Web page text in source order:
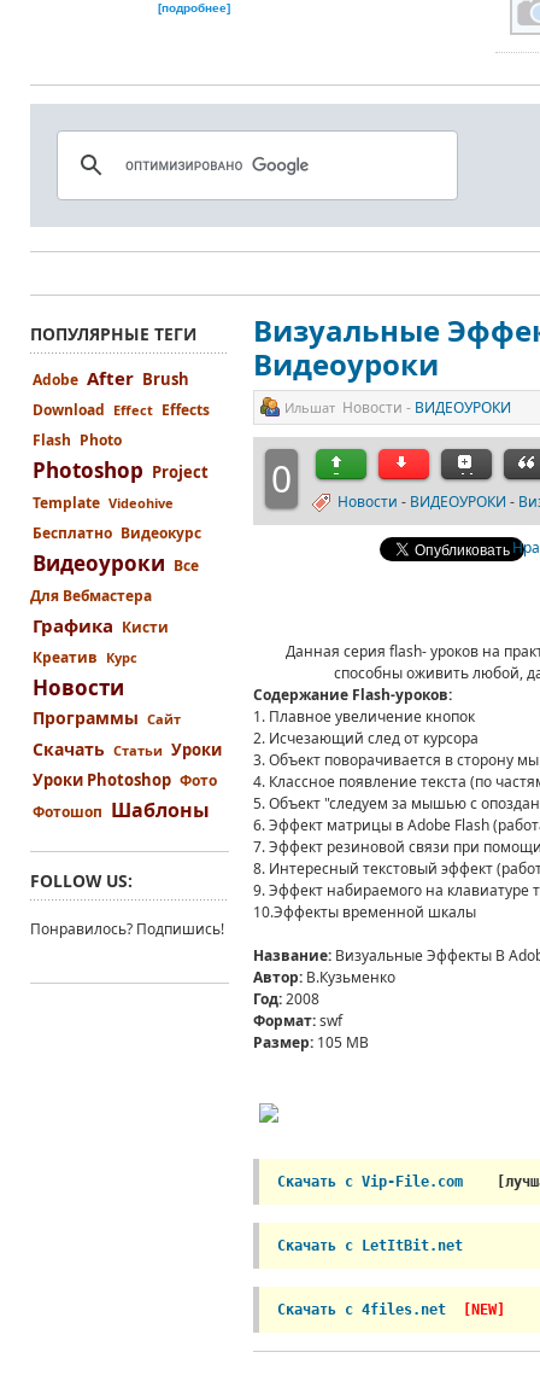
[подробнее]
Визуальные
Видеоуроки
Ильшат Новости - ВИДЕОУРОКИ
0 Новости - ВИДЕОУРОКИ -
Данная серия flash- уроков на
способны оживить любой,
Содержание Flash-уроков:
1. Плавное увеличение кнопок
2. Исчезающий след от курсора
3. Объект поворачивается в сторону
4. Классное появление текста (по
5. Объект "следуем за мышью с
6. Эффект матрицы в Adobe Flash
7. Эффект резиновой связи при
8. Интересный текстовый эффект
9. Эффект набираемого на клавиатуре
10.Эффекты временной шкалы
Название:Визуальные Эффекты В
Автор:В.Кузьменко
Год:2008
Формат:swf
Размер:105 MB
Скачать с Vip-File.com
Скачать с LetItBit.net
Скачать с 4files.net [NEW]
ПОПУЛЯРНЫЕ ТЕГИ
Adobe After Brush
Download Effect Effects
Flash Photo
Photoshop Project
Template Videohive
Бесплатно Видеокурс
Видеоуроки Все
Для Вебмастера
Графика Кисти
Креатив Курс
Новости
Программы Сайт
Скачать Статьи Уроки
Уроки Photoshop Фото
Фотошоп Шаблоны
FOLLOW US:
Понравилось? Подпишись!